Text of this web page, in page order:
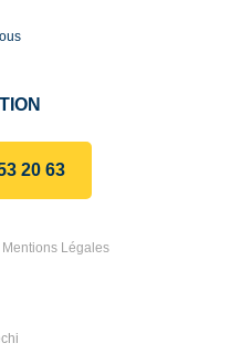
20 63
Mentions Légales